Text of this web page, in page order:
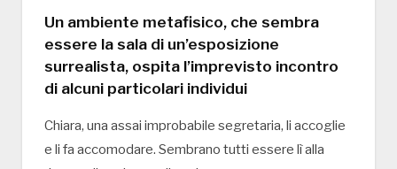
Un ambiente metafisico, che sembra
essere la sala di un’esposizione
surrealista, ospita l’imprevisto incontro
di alcuni particolari individui
Chiara, una assai improbabile segretaria, li accoglie
e li fa accomodare. Sembrano tutti essere lì alla